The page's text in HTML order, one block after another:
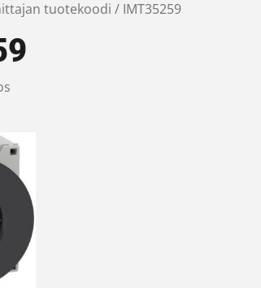
tuotekoodi / IMT35259